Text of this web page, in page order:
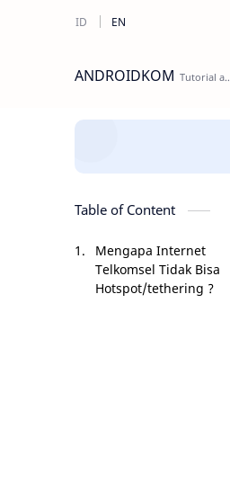
ANDROIDKOM
Table of Content
Mengapa Internet
Telkomsel Tidak Bisa
Hotspot/tethering ?